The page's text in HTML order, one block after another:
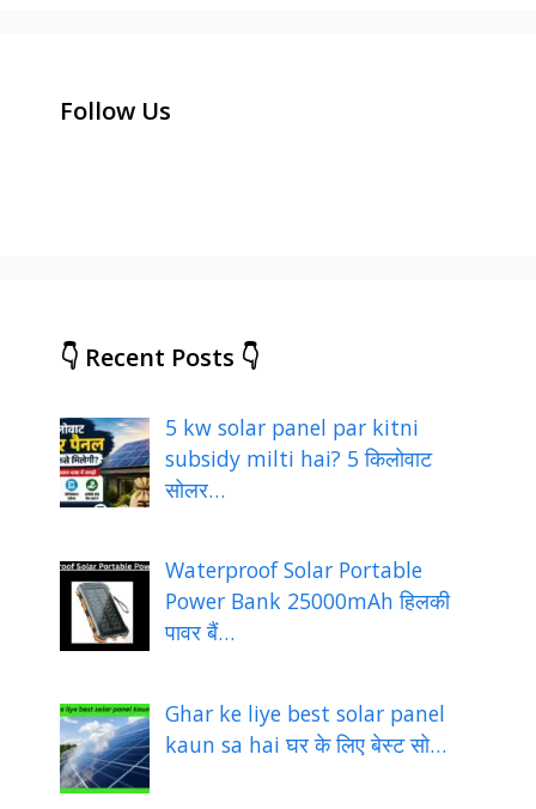
Follow Us
👇 Recent Posts 👇
5 kw solar panel par kitni
subsidy milti hai? 5 किलोवाट
सोलर…
Waterproof Solar Portable
Power Bank 25000mAh हिलकी
पावर बैं…
Ghar ke liye best solar panel
kaun sa hai घर के लिए बेस्ट सो…